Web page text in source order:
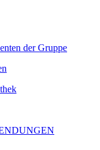
der Gruppe